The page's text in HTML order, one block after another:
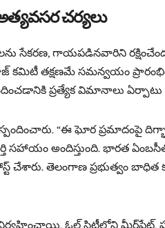
చర్యలు
సేకరణ, గాయపడినవారిని
కమిటీ తక్షణమే సమన్వయం
ప్రత్యేక విమానాలు ఏర్పాటు
“ఈ ఘోర ప్రమాదంపై
సహాయం అందిస్తుంది. భారత ఏంబసీతో
తెలంగాణ ప్రభుత్వం బాధిత
నిర్వహించాయి. ఓల్డ్ సిటీలోని